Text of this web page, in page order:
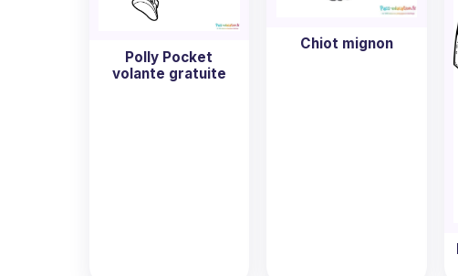
Polly Pocket
volante gratuite
Chiot mignon